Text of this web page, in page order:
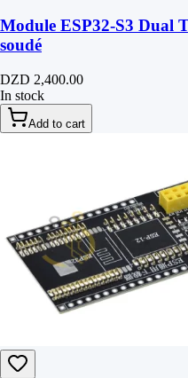
Module ESP32-S3 Dual
soudé
DZD 2,400.00
In stock
Add to cart